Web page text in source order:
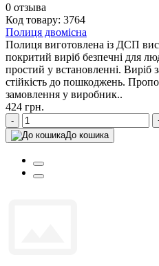
0 отзыва
Код товару: 3764
Полиця двомісна
Полиця виготовлена із ДСП
покритий виріб безпечні для
простий у встановленні. Виріб
стійкість до пошкоджень.
замовлення у виробник..
424 грн.
-
До кошика